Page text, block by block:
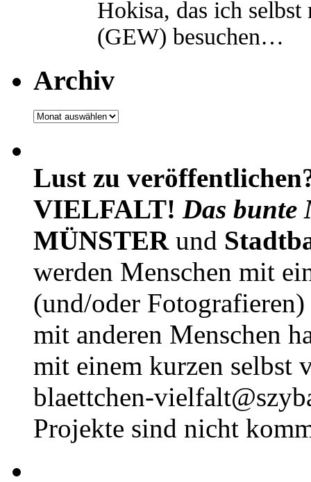
Hokisa, das ich
(GEW) besuchen…
Archiv
Archiv
Lust zu
VIELFALT! Das bunte
MÜNSTER und
werden Menschen mit
(und/oder
mit anderen Menschen
mit einem kurzen selbst
blaettchen-
Projekte sind nicht